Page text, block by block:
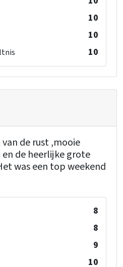
10
10
10
de rust ,mooie
de heerlijke grote
was een top weekend
8
8
9
10